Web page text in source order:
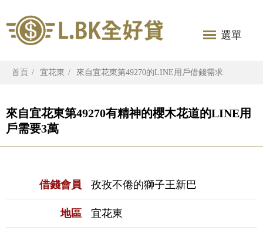
選單
首頁 宜花東 來自宜花東第49270的LINE用戶借錢需求
來自宜花東第49270有精神的櫻木花道的LINE用
戶需要3萬
借錢會員 孜孜不倦的獅子王新巴
地區 宜花東